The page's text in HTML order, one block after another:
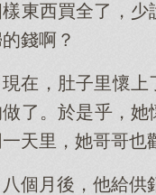
東西買全了，少
錢啊？
現在，肚子里懷上
了。於是乎，她
天里，她哥哥也
八個月後，他給供